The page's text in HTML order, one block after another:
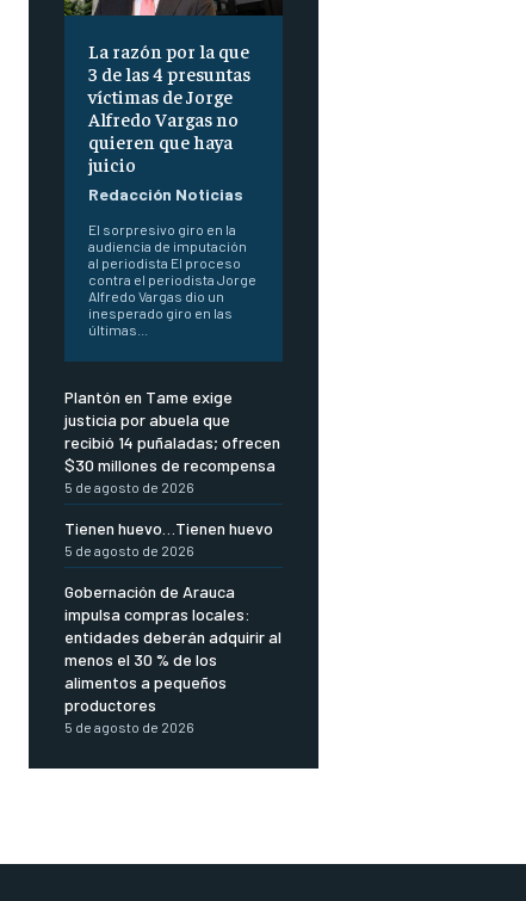
La razón por la que
3 de las 4 presuntas
víctimas de Jorge
Alfredo Vargas no
quieren que haya
juicio
Redacción Noticias
El sorpresivo giro en la
audiencia de imputación
al periodista El proceso
contra el periodista Jorge
Alfredo Vargas dio un
inesperado giro en las
últimas...
Plantón en Tame exige
justicia por abuela que
recibió 14 puñaladas; ofrecen
$30 millones de recompensa
5 de agosto de 2026
Tienen huevo…Tienen huevo
5 de agosto de 2026
Gobernación de Arauca
impulsa compras locales:
entidades deberán adquirir al
menos el 30 % de los
alimentos a pequeños
productores
5 de agosto de 2026